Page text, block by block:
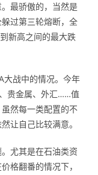
最骄傲的，当然是
过第三轮熔断，全
新高之间的最大跌
大战中的情况。今年
贵金属、外汇……值
然每一类配置的不
让自己比较满意。
尤其是在石油类资
格翻番的情况下，